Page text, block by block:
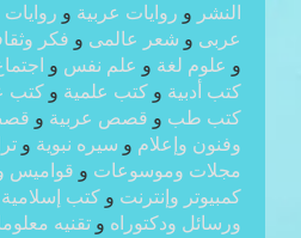
النشر و روايات عربية و روايات
عربى و شعر عالمى و فكر
و علوم لغة و علم نفس و
كتب أدبية و كتب علمية و كتب
كتب طب و قصص عربية و
وفنون وإعلام و سيره نبوية و
مجلات وموسوعات و قواميس
كمبيوتر وإنترنت و كتب إسلامية
ورسائل ودكتوراه و تقنيه